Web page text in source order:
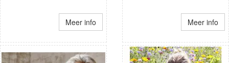
Meer info Meer info